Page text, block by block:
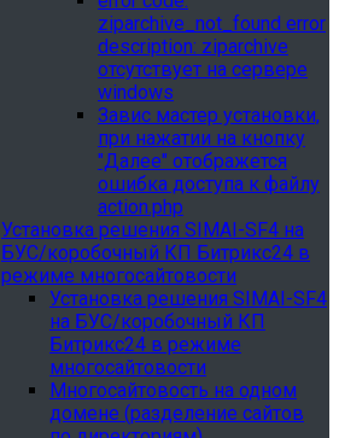
ziparchive_not_found error
description: ziparchive
отсутствует на сервере
windows
Завис мастер установки,
при нажатии на кнопку
"Далее" отображется
ошибка доступа к файлу
action.php
Установка решения SIMAI-SF4 на
БУС/коробочный КП Битрикс24 в
режиме многосайтовости
Установка решения SIMAI-SF4
на БУС/коробочный КП
Битрикс24 в режиме
многосайтовости
Многосайтовость на одном
домене (разделение сайтов